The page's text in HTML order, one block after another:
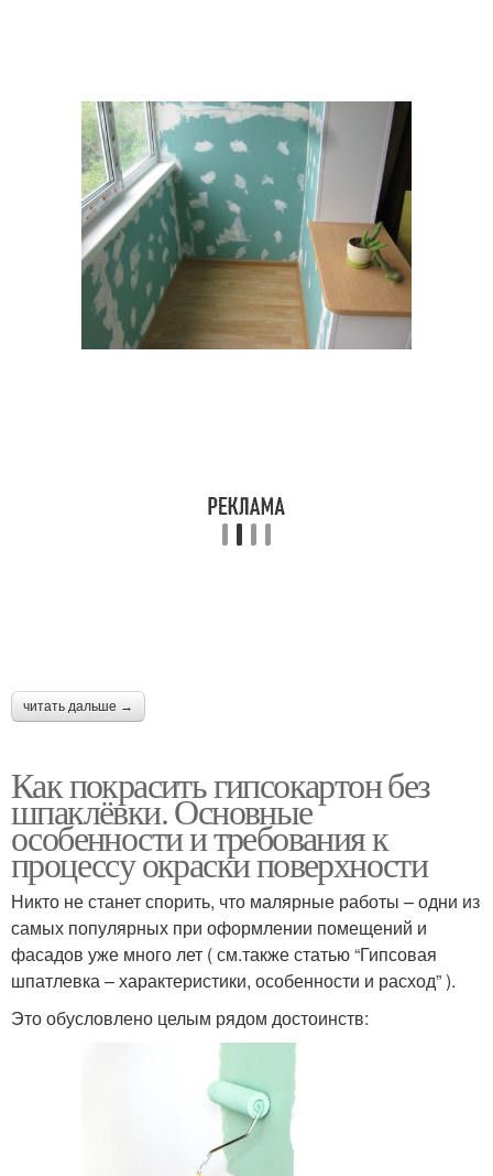
Краски от раскраски
Плитка на
водоэмульсионную
краску
Обои на
водоэмульсионную
краску
Дисперсионная краска
Трафаретные краски Краски для потолка
Водоэмульсионные
краски
Краски для стен
Хлоркаучуковые краски
читать дальше →
Как покрасить гипсокартон без
шпаклёвки. Основные
особенности и требования к
процессу окраски поверхности
Никто не станет спорить, что малярные работы – одни из
самых популярных при оформлении помещений и
фасадов уже много лет ( см.также статью “Гипсовая
шпатлевка – характеристики, особенности и расход” ).
Это обусловлено целым рядом достоинств: